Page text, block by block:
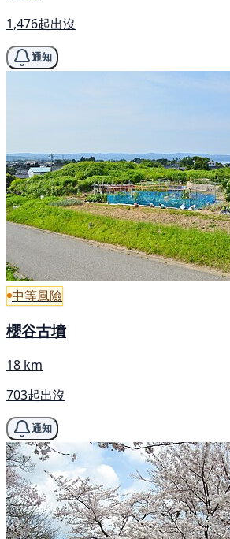
1,476起出沒
通知
中等風險
櫻谷古墳
18 km
703起出沒
通知